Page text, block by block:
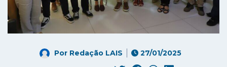
Por Redação LAIS 27/01/2025